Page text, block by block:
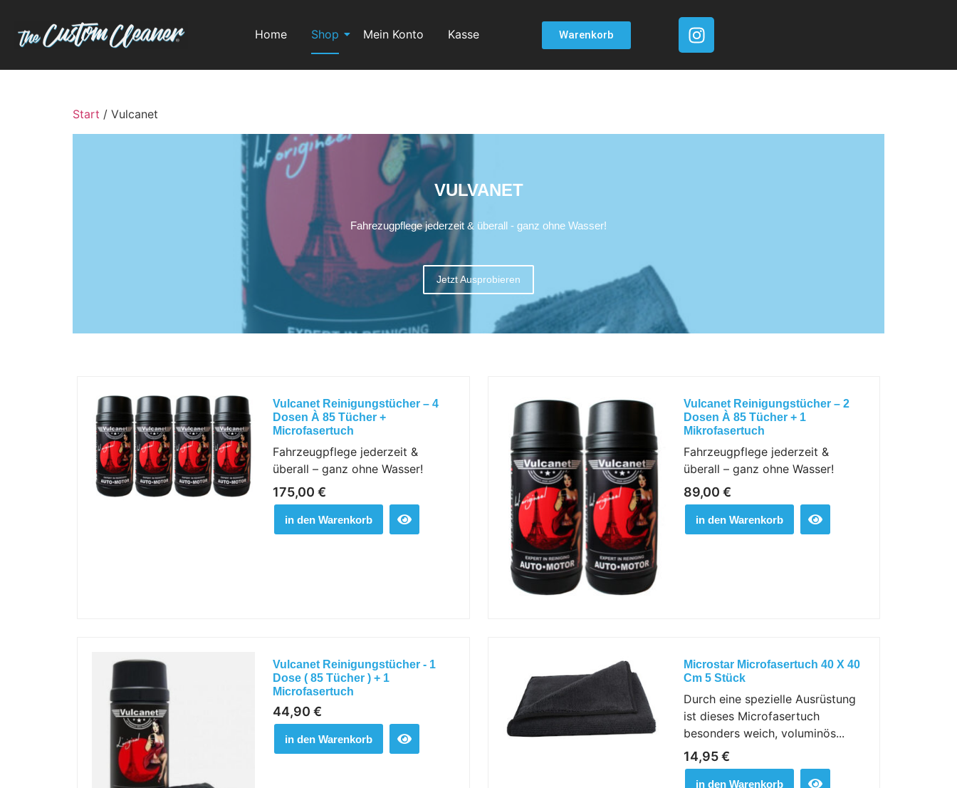
Home Shop Mein Konto Kasse Warenkorb
Start / Vulcanet
VULVANET
Fahrezugpflege jederzeit & überall - ganz ohne Wasser!
Jetzt Ausprobieren
Vulcanet Reinigungstücher – 4
Dosen À 85 Tücher +
Microfasertuch
Fahrzeugpflege jederzeit &
überall – ganz ohne Wasser!
175,00 €
in den Warenkorb
Vulcanet Reinigungstücher – 2
Dosen À 85 Tücher + 1
Mikrofasertuch
Fahrzeugpflege jederzeit &
überall – ganz ohne Wasser!
89,00 €
in den Warenkorb
Vulcanet Reinigungstücher - 1
Dose ( 85 Tücher ) + 1
Microfasertuch
44,90 €
in den Warenkorb
Microstar Microfasertuch 40 X 40
Cm 5 Stück
Durch eine spezielle Ausrüstung
ist dieses Microfasertuch
besonders weich, voluminös...
14,95€
in den Warenkorb